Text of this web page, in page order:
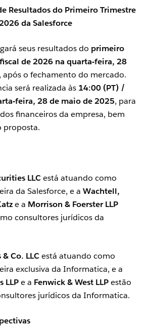
Resultados do Primeiro Trimestre
da Salesforce
seus resultados do primeiro
de 2026 na quarta-feira, 28
, após o fechamento do mercado.
será realizada às 14:00 (PT) /
feira, 28 de maio de 2025, para
financeiros da empresa, bem
proposta.
LLCestá atuando como
da Salesforce, e a Wachtell,
e a Morrison & Foerster LLP
consultores jurídicos da
Co. LLCestá atuando como
exclusiva da Informatica, e a
LLPe a Fenwick & West LLPestão
jurídicos da Informatica.